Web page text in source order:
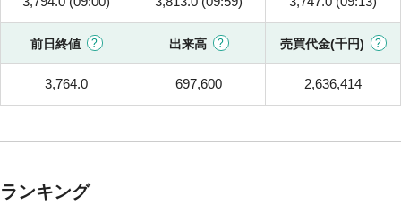
前日終値 出来高 売買代金(千円)
3,764.0 697,600 2,636,414
ランキング